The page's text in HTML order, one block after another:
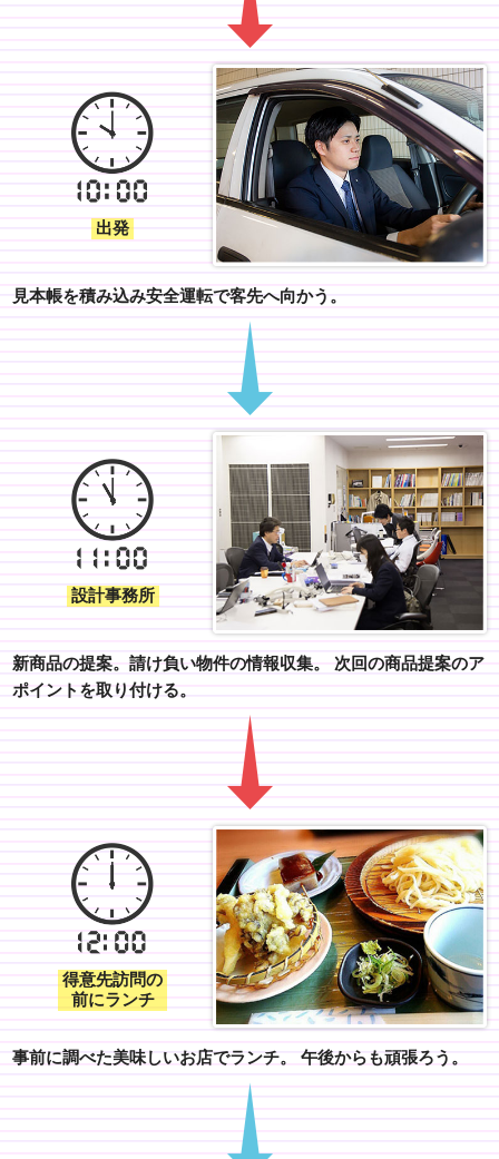
出発
見本帳を積み込み安全運転で客先へ向かう。
設計事務所
新商品の提案。請け負い物件の情報収集。
次回の商品提案のア
ポイントを取り付ける。
得意先訪問の
前にランチ
事前に調べた美味しいお店でランチ。 午後からも頑張ろう。